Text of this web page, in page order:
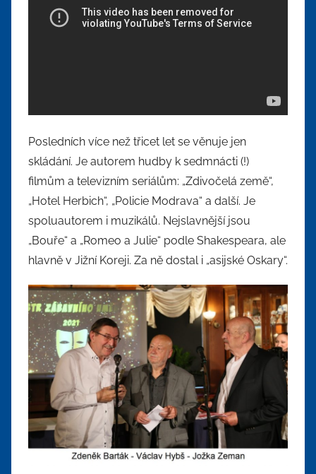
Posledních více než třicet let se věnuje jen
skládání. Je autorem hudby k sedmnácti (!)
filmům a televizním seriálům: „Zdivočelá země“,
„Hotel Herbich“, „Policie Modrava“ a další. Je
spoluautorem i muzikálů. Nejslavnější jsou
„Bouře“ a „Romeo a Julie“ podle Shakespeara, ale
hlavně v Jižní Koreji. Za ně dostal i „asijské Oskary“.